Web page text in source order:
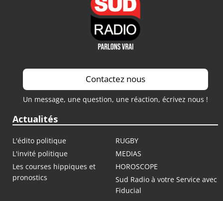
Contactez nous
Un message, une question, une réaction, écrivez nous !
Actualités
L'édito politique
RUGBY
L'invité politique
MEDIAS
Les courses hippiques et
pronostics
HOROSCOPE
Sud Radio à votre Service avec
Fiducial